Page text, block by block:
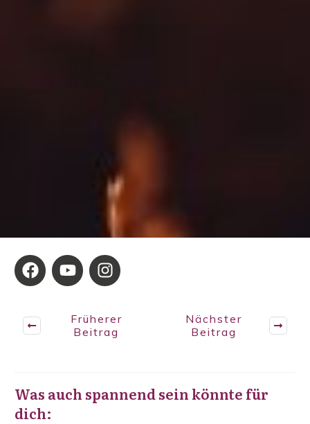
Früherer
Beitrag
Nächster
Beitrag
Was auch spannend sein könnte für
dich: